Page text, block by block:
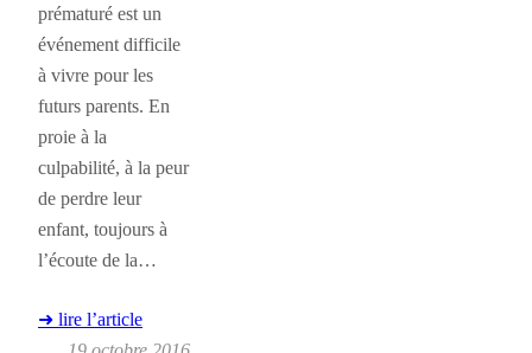
prématuré est un
événement difficile
à vivre pour les
futurs parents. En
proie à la
culpabilité, à la peur
de perdre leur
enfant, toujours à
l’écoute de la…
➜ lire l’article